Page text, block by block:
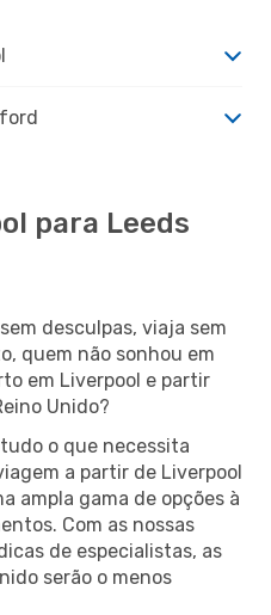
para Leeds
desculpas, viaja sem
quem não sonhou em
em Liverpool e partir
Unido?
o que necessita
a partir de Liverpool
ampla gama de opções à
Com as nossas
de especialistas, as
serão o menos